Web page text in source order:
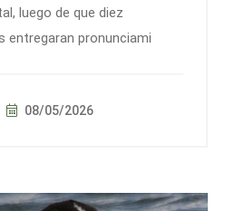
luego de que diez
entregaran pronunciami
08/05/2026